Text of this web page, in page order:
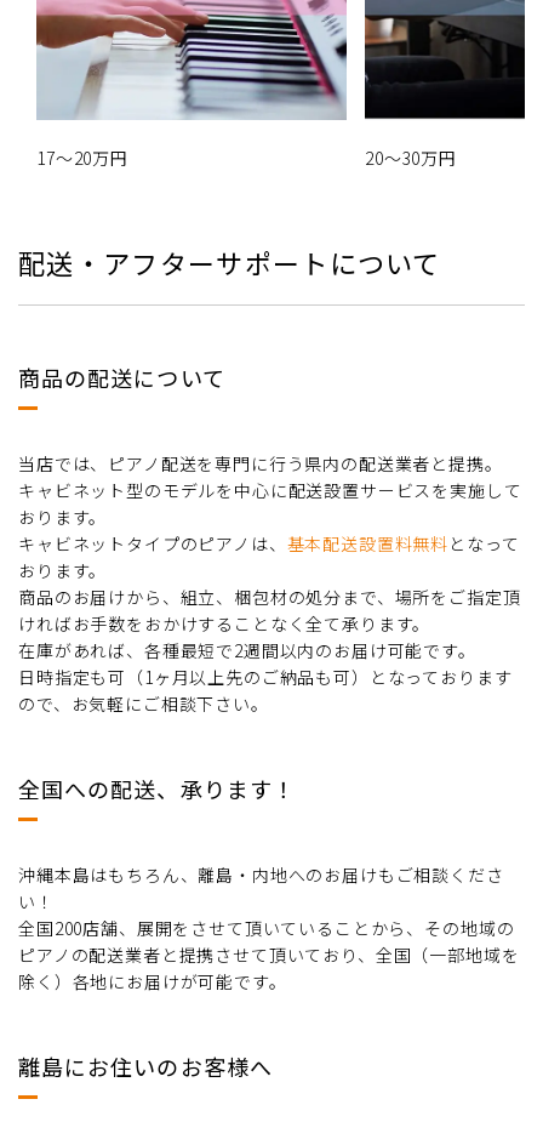
17～20万円 20～30万円
配送・アフターサポートについて
商品の配送について
当店では、ピアノ配送を専門に行う県内の配送業者と提携。
キャビネット型のモデルを中心に配送設置サービスを実施して
おります。
キャビネットタイプのピアノは、 基本配送設置料無料 となって
おります。
商品のお届けから、組立、梱包材の処分まで、場所をご指定頂
ければお手数をおかけすることなく全て承ります。
在庫があれば、各種最短で2週間以内のお届け可能です。
日時指定も可（1ヶ月以上先のご納品も可）となっております
ので、お気軽にご相談下さい。
全国への配送、承ります！
沖縄本島はもちろん、離島・内地へのお届けもご相談くださ
い！
全国200店舗、展開をさせて頂いていることから、その地域の
ピアノの配送業者と提携させて頂いており、全国（一部地域を
除く）各地にお届けが可能です。
離島にお住いのお客様へ